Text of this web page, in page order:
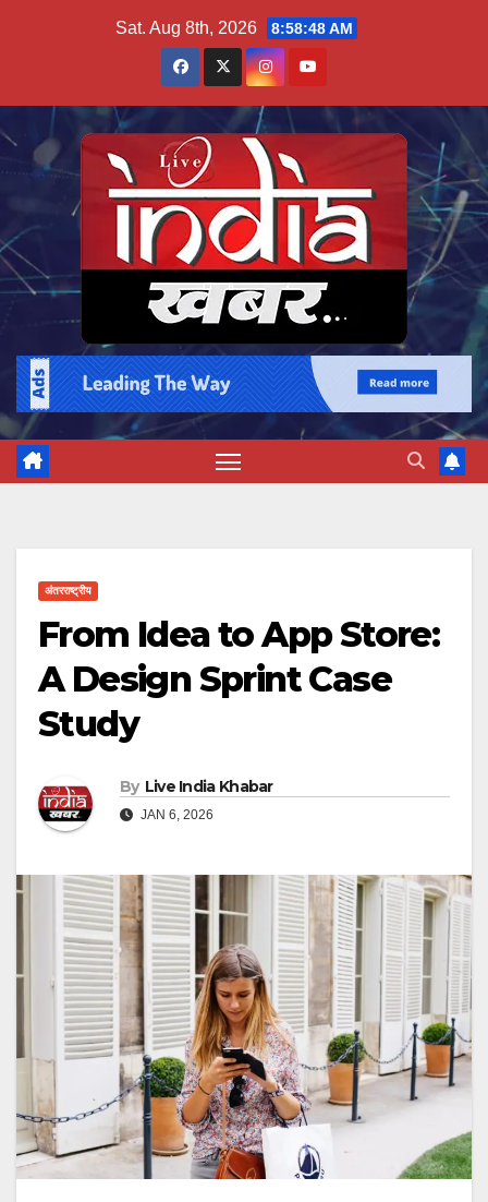
Sat. Aug 8th, 2026 8:58:49 AM
अंतरराष्ट्रीय
From Idea to App Store:
A Design Sprint Case
Study
By Live India Khabar
JAN 6, 2026